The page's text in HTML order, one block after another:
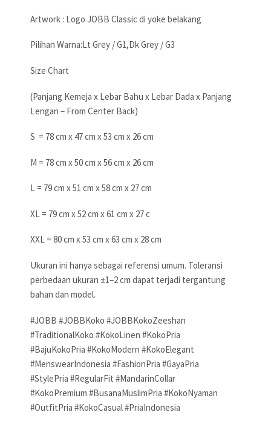
Artwork : Logo JOBB Classic di yoke belakang
Pilihan Warna:Lt Grey / G1,Dk Grey / G3
Size Chart
(Panjang Kemeja x Lebar Bahu x Lebar Dada x Panjang
Lengan – From Center Back)
S = 78 cm x 47 cm x 53 cm x 26 cm
M = 78 cm x 50 cm x 56 cm x 26 cm
L = 79 cm x 51 cm x 58 cm x 27 cm
XL = 79 cm x 52 cm x 61 cm x 27 c
XXL = 80 cm x 53 cm x 63 cm x 28 cm
Ukuran ini hanya sebagai referensi umum. Toleransi
perbedaan ukuran ±1–2 cm dapat terjadi tergantung
bahan dan model.
#JOBB #JOBBKoko #JOBBKokoZeeshan
#TraditionalKoko #KokoLinen #KokoPria
#BajuKokoPria #KokoModern #KokoElegant
#MenswearIndonesia #FashionPria #GayaPria
#StylePria #RegularFit #MandarinCollar
#KokoPremium #BusanaMuslimPria #KokoNyaman
#OutfitPria #KokoCasual #PriaIndonesia